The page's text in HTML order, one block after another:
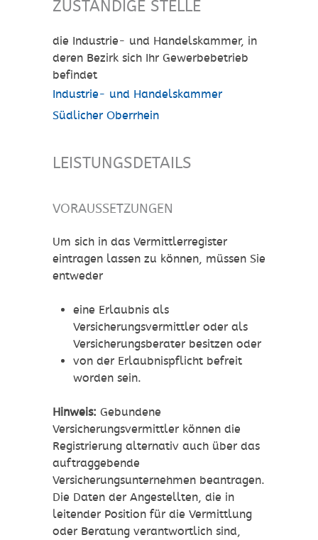
ZUSTÄNDIGE STELLE
die Industrie- und Handelskammer, in
deren Bezirk sich Ihr Gewerbebetrieb
befindet
Industrie- und Handelskammer
Südlicher Oberrhein
LEISTUNGSDETAILS
VORAUSSETZUNGEN
Um sich in das Vermittlerregister
eintragen lassen zu können, müssen Sie
entweder
eine Erlaubnis als
Versicherungsvermittler oder als
Versicherungsberater besitzen oder
von der Erlaubnispflicht befreit
worden sein.
Hinweis: Gebundene
Versicherungsvermittler können die
Registrierung alternativ auch über das
auftraggebende
Versicherungsunternehmen beantragen.
Die Daten der Angestellten, die in
leitender Position für die Vermittlung
oder Beratung verantwortlich sind,